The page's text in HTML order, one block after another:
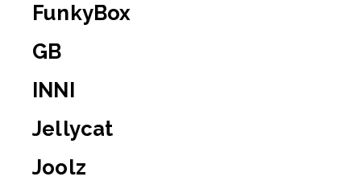
FunkyBox
GB
INNI
Jellycat
Joolz